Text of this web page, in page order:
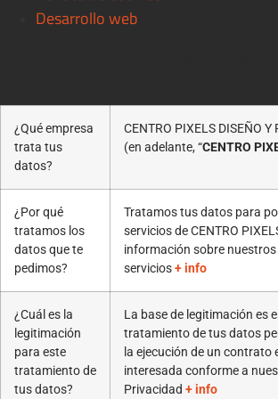
Desarrollo web
¿Qué empresa
trata tus
datos?
CENTRO PIXELS DISEÑO Y
(en adelante, “CENTRO
¿Por qué
tratamos los
datos que te
pedimos?
Tratamos tus datos para
servicios de CENTRO
información sobre
servicios+ info
¿Cuál es la
legitimación
para este
tratamiento de
tus datos?
La base de legitimación es
tratamiento de tus datos
la ejecución de un contrato
interesada conforme a
Privacidad + info